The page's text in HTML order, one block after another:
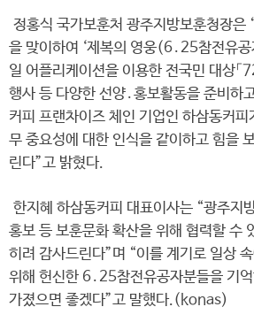
정홍식 국가보훈처 광주지방보훈청장은
을 맞이하여 ‘제복의 영웅(6․25참전유
일 어플리케이션을 이용한 전국민 대상「
행사 등 다양한 선양․홍보활동을 준비하
커피 프랜차이즈 체인 기업인 하삼동커
무 중요성에 대한 인식을 같이하고 힘을
린다”고 밝혔다.
한지혜 하삼동커피 대표이사는 “광주지
홍보 등 보훈문화 확산을 위해 협력할 수
히려 감사드린다”며 “이를 계기로 일상
위해 헌신한 6․25참전유공자분들을 기
가졌으면 좋겠다”고 말했다.(konas)